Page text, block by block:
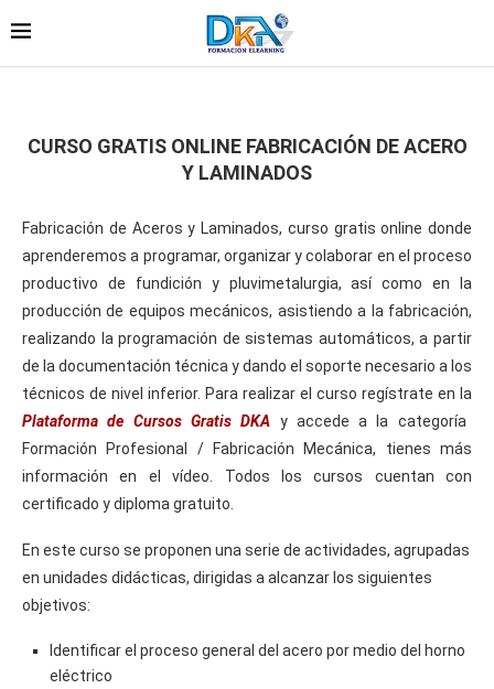
CURSO GRATIS ONLINE FABRICACIÓN DE ACERO
Y LAMINADOS
Fabricación de Aceros y Laminados, curso gratis online donde
aprenderemos a programar, organizar y colaborar en el proceso
productivo de fundición y pluvimetalurgia, así como en la
producción de equipos mecánicos, asistiendo a la fabricación,
realizando la programación de sistemas automáticos, a partir
de la documentación técnica y dando el soporte necesario a los
técnicos de nivel inferior. Para realizar el curso regístrate en la
Plataforma de Cursos Gratis DKA y accede a la categoría
Formación Profesional / Fabricación Mecánica, tienes más
información en el vídeo. Todos los cursos cuentan con
certificado y diploma gratuito.
En este curso se proponen una serie de actividades, agrupadas
en unidades didácticas, dirigidas a alcanzar los siguientes
objetivos:
Identificar el proceso general del acero por medio del horno
eléctrico